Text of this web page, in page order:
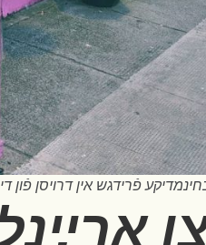
פֿרידגש אין דרויסן פֿון